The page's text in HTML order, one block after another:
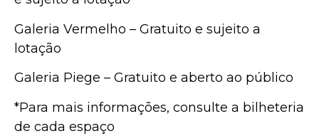
Galeria Vermelho – Gratuito e sujeito a
lotação
Galeria Piege – Gratuito e aberto ao público
*Para mais informações, consulte a bilheteria
de cada espaço